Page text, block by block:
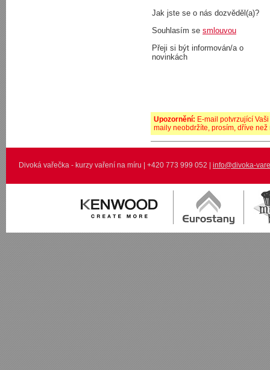
Jak jste se o nás dozvěděl(a)?
Souhlasím se smlouvou
Přeji si být informován/a o
novinkách
Upozornění: E-mail potvrzující
maily neobdržíte, prosím, dříve
Divoká vařečka - kurzy vaření na míru | +420 773 999 052 | info@divoka-